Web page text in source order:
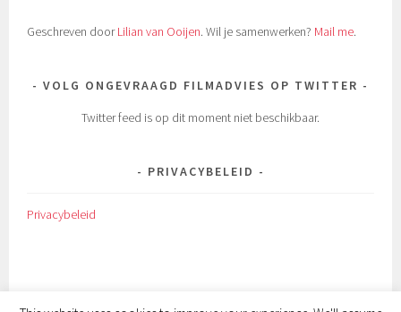
Geschreven doorLilian van Ooijen. Wil je samenwerken? Mail me.
VOLG ONGEVRAAGD FILMADVIES OP TWITTER
Twitter feed is op dit moment niet beschikbaar.
PRIVACYBELEID
Privacybeleid